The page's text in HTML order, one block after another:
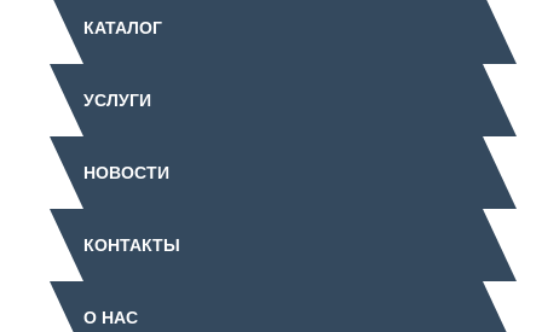
КАТАЛОГ
УСЛУГИ
НОВОСТИ
КОНТАКТЫ
О НАС